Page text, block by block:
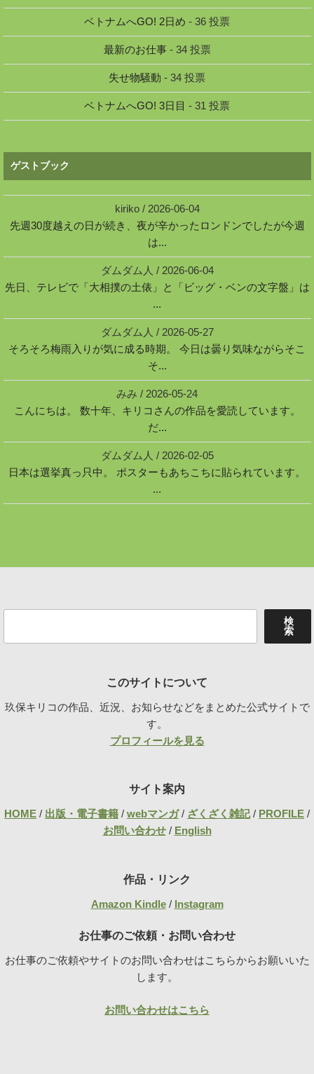
ベトナムへGO! 2日め - 36 投票
最新のお仕事- 34 投票
失せ物騒動 - 34 投票
ベトナムへGO! 3日目 - 31 投票
ゲストブック
kiriko/ 2026-06-04
先週30度越えの日が続き、夜が辛かったロンドンでしたが今週
は...
ダムダム人 / 2026-06-04
先日、テレビで「大相撲の土俵」と「ビッグ・ベンの文字盤」は
...
ダムダム人 / 2026-05-27
そろそろ梅雨入りが気に成る時期。 今日は曇り気味ながらそこ
そ...
みみ / 2026-05-24
こんにちは。 数十年、キリコさんの作品を愛読しています。
だ...
ダムダム人 / 2026-02-05
日本は選挙真っ只中。 ポスターもあちこちに貼られています。
...
検
索
このサイトについて
玖保キリコの作品、近況、お知らせなどをまとめた公式サイトで
す。
プロフィールを見る
サイト案内
HOME / 出版・電子書籍 / webマンガ/ ざくざく雑記/ PROFILE /
お問い合わせ/ English
作品・リンク
Amazon Kindle/ Instagram
お仕事のご依頼・お問い合わせ
お仕事のご依頼やサイトのお問い合わせはこちらからお願いいた
します。
お問い合わせはこちら